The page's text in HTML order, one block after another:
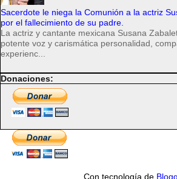
Sacerdote le niega la Comunión a la actriz
por el fallecimiento de su padre.
La actriz y cantante mexicana Susana
potente voz y carismática personalidad,
experienc...
Donaciones:
Con tecnología de